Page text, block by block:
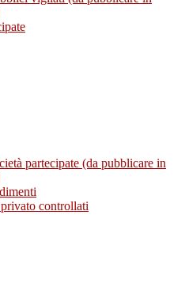
partecipate (da pubblicare in
controllati